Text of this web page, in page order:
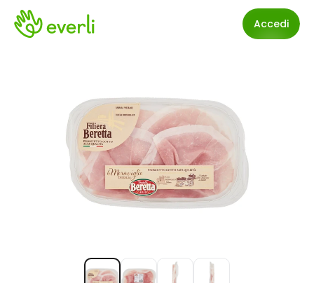
Accedi